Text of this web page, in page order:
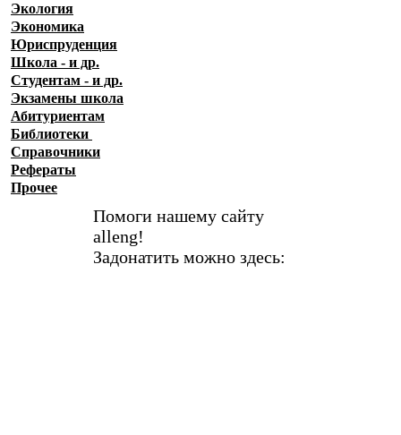
Экология
Экономика
Юриспруденция
Школа - и др.
Студентам - и др.
Экзамены школа
Абитуриентам
Библиотеки
Справочники
Рефераты
Прочее
Помоги нашему сайту
alleng!
Задонатить можно здесь: